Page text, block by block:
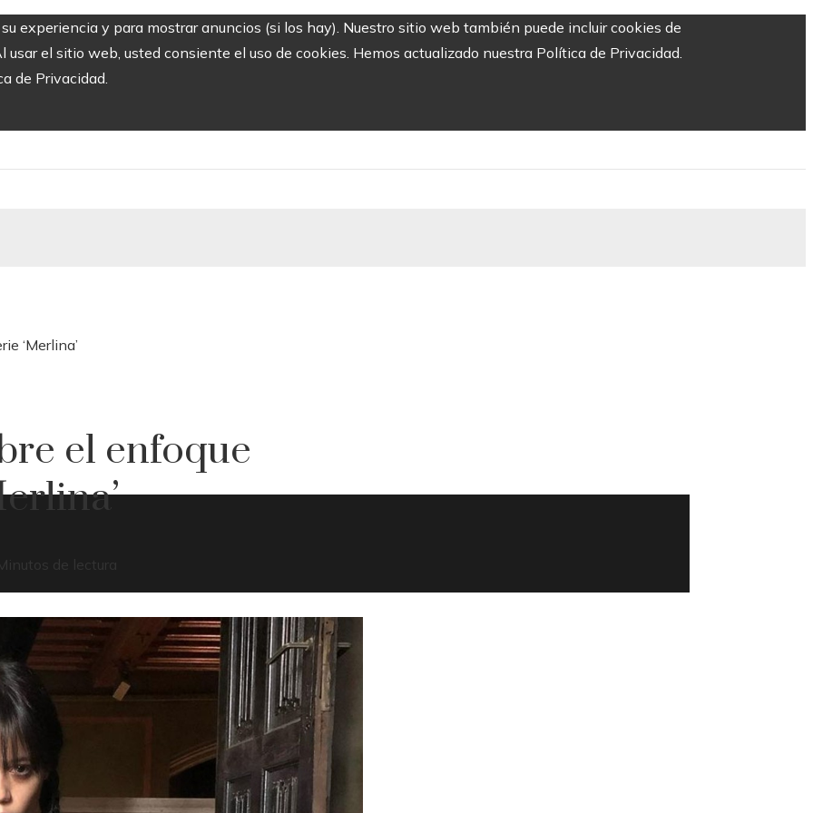
experiencia y para mostrar anuncios (si los hay). Nuestro sitio web también puede incluir cookies de
el sitio web, usted consiente el uso de cookies. Hemos actualizado nuestra Política de Privacidad.
de Privacidad.
‘Merlina’
el enfoque
de lectura